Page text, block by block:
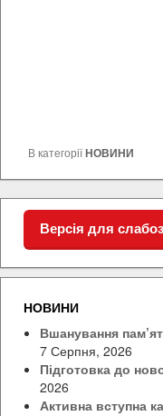
В категоріїНОВИНИ
Версія для
НОВИНИ
Вшанування
7 Серпня, 2026
Підготовка до
2026
Активна вступна